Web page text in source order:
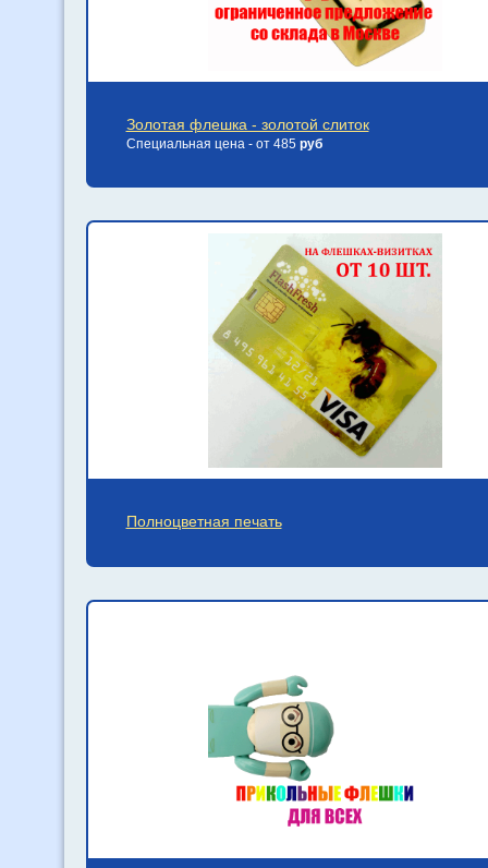
Золотая флешка - золотой слиток
Специальная цена - от 485 руб
Полноцветная печать